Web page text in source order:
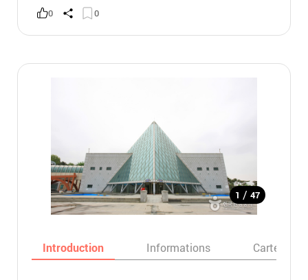
0 0
1 / 47
Introduction Informations Carte